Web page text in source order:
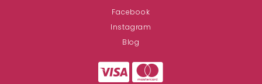
Facebook
Instagram
Blog